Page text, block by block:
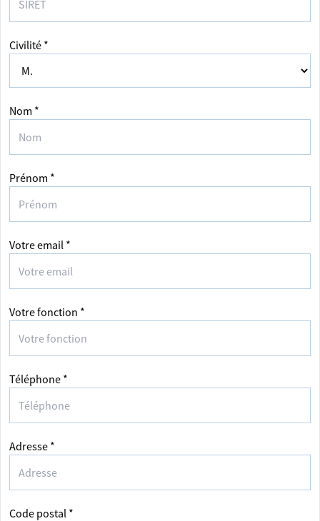
Civilité *
Nom *
Prénom *
Votre email *
Votre fonction *
Téléphone *
Adresse *
Code postal *